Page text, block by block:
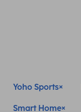
Yoho Sports
Smart Home